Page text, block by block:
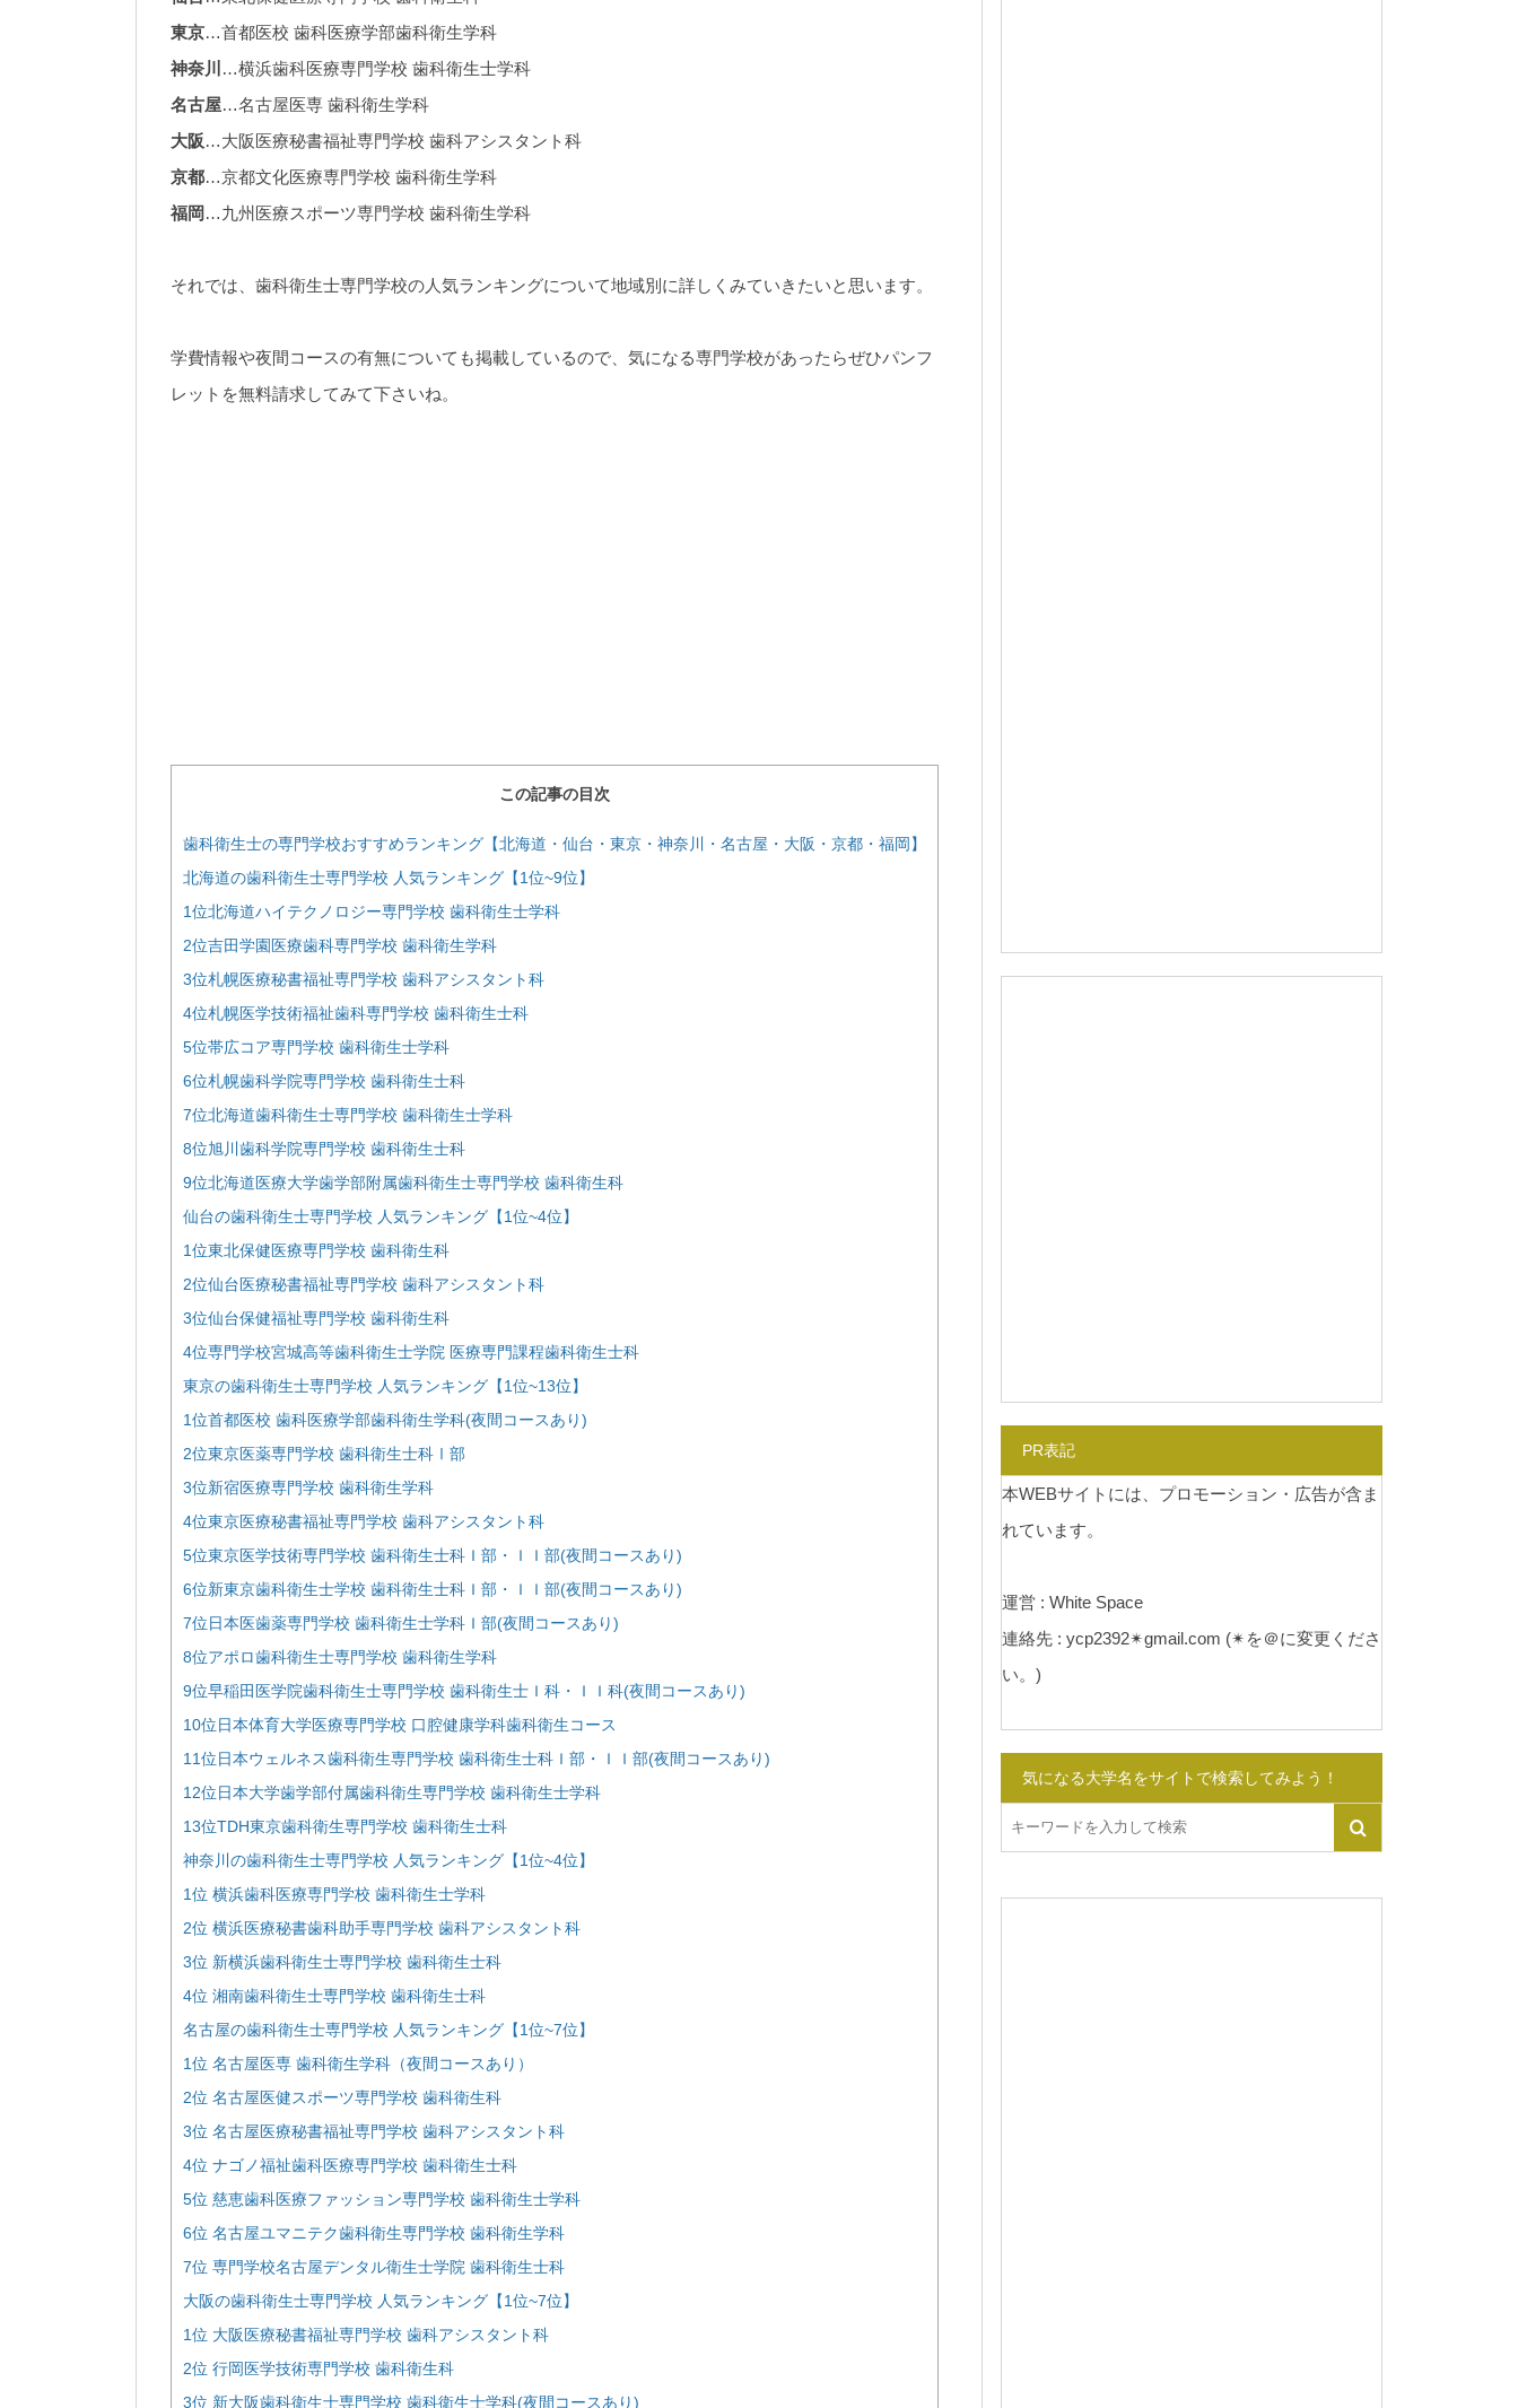
東京…首都医校 歯科医療学部歯科衛生学科
神奈川 …横浜歯科医療専門学校 歯科衛生士学科
名古屋…名古屋医専 歯科衛生学科
大阪…大阪医療秘書福祉専門学校 歯科アシスタント科
京都…京都文化医療専門学校 歯科衛生学科
福岡 …九州医療スポーツ専門学校 歯科衛生学科
それでは、歯科衛生士専門学校の人気ランキングについて地域別に詳しくみていきたいと思います。
学費情報や夜間コースの有無についても掲載しているので、気になる専門学校があったらぜひパンフ
レットを無料請求してみて下さいね。
この記事の目次
歯科衛生士の専門学校おすすめランキング【北海道・仙台・東京・神奈川・名古屋・大阪・京都・福岡】
北海道の歯科衛生士専門学校 人気ランキング【1位~9位】
1位北海道ハイテクノロジー専門学校 歯科衛生士学科
2位吉田学園医療歯科専門学校 歯科衛生学科
3位札幌医療秘書福祉専門学校 歯科アシスタント科
4位札幌医学技術福祉歯科専門学校 歯科衛生士科
5位帯広コア専門学校 歯科衛生士学科
6位札幌歯科学院専門学校 歯科衛生士科
7位北海道歯科衛生士専門学校 歯科衛生士学科
8位旭川歯科学院専門学校 歯科衛生士科
9位北海道医療大学歯学部附属歯科衛生士専門学校 歯科衛生科
仙台の歯科衛生士専門学校 人気ランキング【1位~4位】
1位東北保健医療専門学校 歯科衛生科
2位仙台医療秘書福祉専門学校 歯科アシスタント科
3位仙台保健福祉専門学校 歯科衛生科
4位専門学校宮城高等歯科衛生士学院 医療専門課程歯科衛生士科
東京の歯科衛生士専門学校 人気ランキング【1位~13位】
1位首都医校 歯科医療学部歯科衛生学科(夜間コースあり)
2位東京医薬専門学校 歯科衛生士科Ⅰ部
3位新宿医療専門学校 歯科衛生学科
4位東京医療秘書福祉専門学校 歯科アシスタント科
5位東京医学技術専門学校 歯科衛生士科Ｉ部・ＩＩ部(夜間コースあり)
6位新東京歯科衛生士学校 歯科衛生士科Ｉ部・ＩＩ部(夜間コースあり)
7位日本医歯薬専門学校 歯科衛生士学科Ｉ部(夜間コースあり)
8位アポロ歯科衛生士専門学校 歯科衛生学科
9位早稲田医学院歯科衛生士専門学校 歯科衛生士Ｉ科・ＩＩ科(夜間コースあり)
10位日本体育大学医療専門学校 口腔健康学科歯科衛生コース
11位日本ウェルネス歯科衛生専門学校 歯科衛生士科Ｉ部・ＩＩ部(夜間コースあり)
12位日本大学歯学部付属歯科衛生専門学校 歯科衛生士学科
13位TDH東京歯科衛生専門学校 歯科衛生士科
神奈川の歯科衛生士専門学校 人気ランキング【1位~4位】
1位 横浜歯科医療専門学校 歯科衛生士学科
2位 横浜医療秘書歯科助手専門学校 歯科アシスタント科
3位 新横浜歯科衛生士専門学校 歯科衛生士科
4位 湘南歯科衛生士専門学校 歯科衛生士科
名古屋の歯科衛生士専門学校 人気ランキング【1位~7位】
1位 名古屋医専 歯科衛生学科（夜間コースあり）
2位 名古屋医健スポーツ専門学校 歯科衛生科
3位 名古屋医療秘書福祉専門学校 歯科アシスタント科
4位 ナゴノ福祉歯科医療専門学校 歯科衛生士科
5位 慈恵歯科医療ファッション専門学校 歯科衛生士学科
6位 名古屋ユマニテク歯科衛生専門学校 歯科衛生学科
7位 専門学校名古屋デンタル衛生士学院 歯科衛生士科
大阪の歯科衛生士専門学校 人気ランキング【1位~7位】
1位 大阪医療秘書福祉専門学校 歯科アシスタント科
2位 行岡医学技術専門学校 歯科衛生科
3位 新大阪歯科衛生士専門学校 歯科衛生士学科(夜間コースあり)
PR表記
本WEBサイトには、プロモーション・広告が含ま
れています。
運営 : White Space
連絡先 : ycp2392✴︎gmail.com (✴︎を＠に変更くださ
い。)
気になる大学名をサイトで検索してみよう！